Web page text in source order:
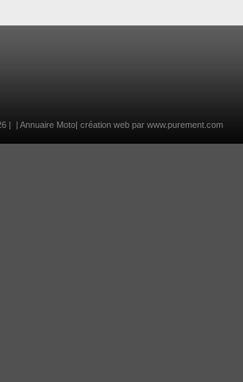
| | Annuaire Moto| création web par www.purement.com